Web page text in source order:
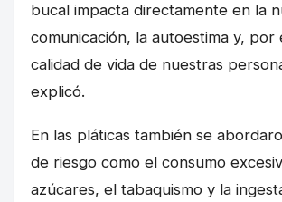
bucal impacta directamente en la
comunicación, la autoestima y, por
calidad de vida de nuestras
explicó.
En las pláticas también se
de riesgo como el consumo
azúcares, el tabaquismo y la